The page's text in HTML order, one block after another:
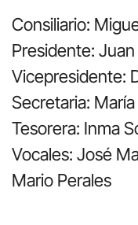
Consiliario:
Presidente:
Vicepresidente:
Secretaria:
Tesorera: Inma
Vocales: José
Mario Perales